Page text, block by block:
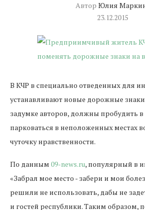
Автор Юлия
23.12.2015
В КЧР в специально отведенных для
устанавливают новые дорожные
задумке авторов, должны пробудить
парковаться в неположенных местах
чуточку нравственности.
По данным 09-news.ru, популярный в
«Забрал мое место - забери и мои
решили не использовать, дабы не
и гостей республики. Таким образом,